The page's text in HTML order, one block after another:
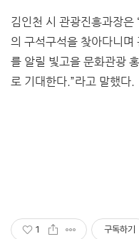
김인천 시 관광진흥과장
의 구석구석을 찾아다니
를 알릴 빛고을 문화관광
로 기대한다.”라고 말했다.
1 구독하기